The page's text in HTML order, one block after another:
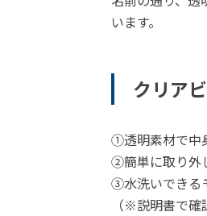
います。
クリア
①透明素材で中
②簡単に取り外
③水洗いできる
（※説明書で